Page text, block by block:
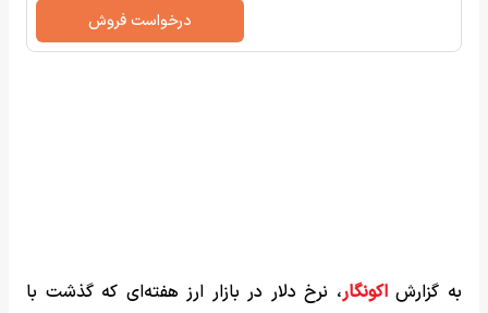
درخواست فروش
به گزارشاکونگار، نرخ دلار در بازار ارز هفته‌ای که گذشت با